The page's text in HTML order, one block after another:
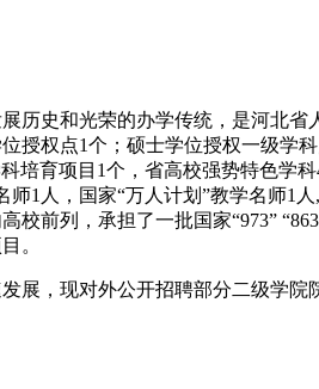
历史和光荣的办学传统，是河北
授权点1个；硕士学位授权一级学
培育项目1个，省高校强势特色学
1人，国家“万人计划”教学名师1
校前列，承担了一批国家“973”
。
展，现对外公开招聘部分二级学